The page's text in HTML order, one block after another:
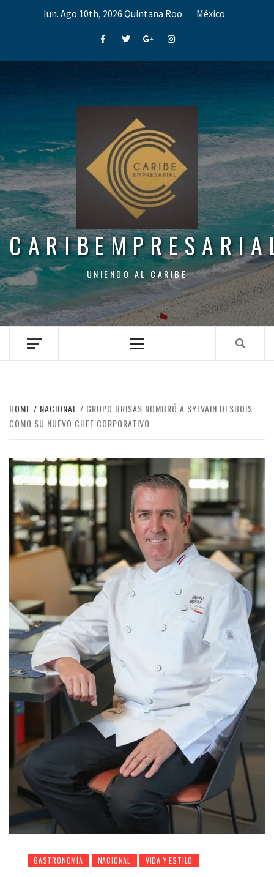
lun. Ago 10th, 2026 Quintana Roo México
FacebookTwitterGoogle+Instagram
UNIENDO AL CARIBE
Menu
HOME NACIONAL
GRUPO BRISAS NOMBRÓ A SYLVAIN DESBOIS
COMO SU NUEVO CHEF CORPORATIVO
GASTRONOMÍA NACIONAL VIDA Y ESTILO